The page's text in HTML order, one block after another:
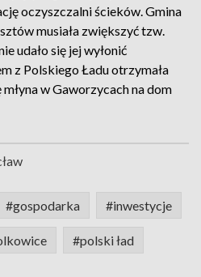
oczyszczalni ścieków. Gmina
musiała zwiększyć tzw.
udało się jej wyłonić
z Polskiego Ładu otrzymała
w Gaworzycach na dom
#gospodarka #inwestycje
#polski ład